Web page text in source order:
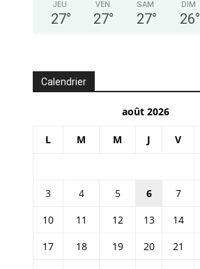
JEU
27°
VEN
27°
SAM
27°
DIM
26°
Calendrier
août 2026
L M M J V
3
4 5 6 7
10
11 12 13 14
17
18 19 20 21